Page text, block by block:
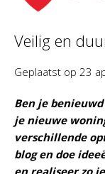
Veilig en
Geplaatst op 23
Ben je
je nieuwe
verschillende
blog en doe